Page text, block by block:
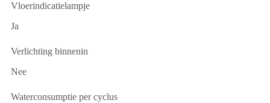
Vloerindicatielampje
Ja
Verlichting binnenin
Nee
Waterconsumptie per cyclus